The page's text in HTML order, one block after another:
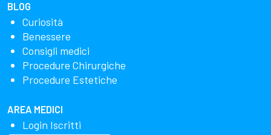
BLOG
Curiosità
Benessere
Consigli medici
Procedure Chirurgiche
Procedure Estetiche
AREA MEDICI
Login Iscritti